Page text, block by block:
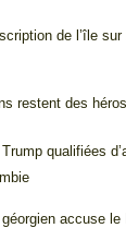
de l’île
restent des
qualifiées
accuse le